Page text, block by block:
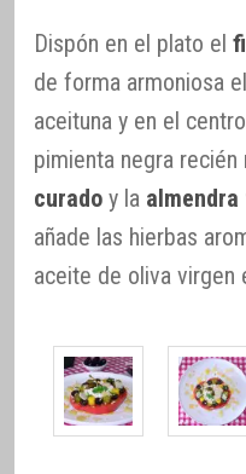
Dispón en el plato el
de forma armoniosa
aceituna y en el
pimienta negra
curado y la
añade las hierbas
aceite de oliva virgen